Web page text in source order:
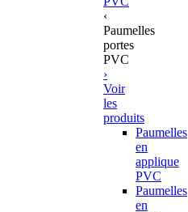
‹
Paumelles
portes
PVC
›
Voir
les
produits
Paumelles
en
applique
PVC
Paumelles
en